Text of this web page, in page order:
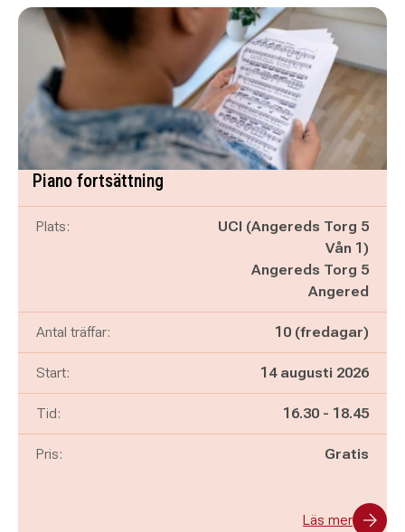
Piano fortsättning
Plats:
UCI (Angereds Torg 5
Vån 1)
Angereds Torg 5
Angered
Antal träffar: 10 (fredagar)
Start: 14 augusti 2026
Tid: Pågår mellan
16.30 - och
18.45
Pris: Gratis
Läs mer